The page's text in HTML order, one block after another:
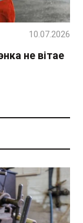
не вітае
10.07.2026